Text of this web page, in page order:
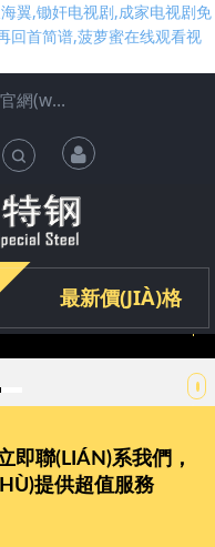
翼,锄奸电视剧,成家电视剧免
回首简谱,菠萝蜜在线观看视
歡迎光臨好勝特鋼官網(wǎng)
T
o
g
g
S
最新價(JIÀ)格
即聯(LIÁN)系我們，
提供超值服務